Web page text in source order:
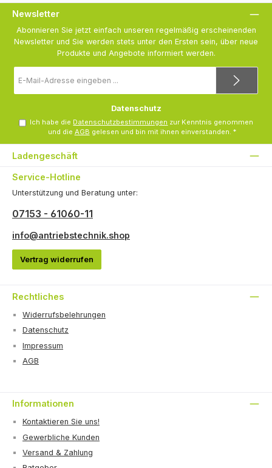
Newsletter
Abonnieren Sie jetzt einfach unseren regelmäßig erscheinenden
Newsletter und Sie werden stets unter den Ersten sein, über neue
Produkte und Angebote informiert werden.
Mail-
Adresse
Datenschutz
Ich habe die Datenschutzbestimmungen zur Kenntnis genommen
und die AGB gelesen und bin mit ihnen einverstanden. *
Ladengeschäft
Service-Hotline
Unterstützung und Beratung unter:
07153 - 61060-11
info@antriebstechnik.shop
Vertrag widerrufen
Rechtliches
Widerrufsbelehrungen
Datenschutz
Impressum
AGB
Informationen
Kontaktieren Sie uns!
Gewerbliche Kunden
Versand & Zahlung